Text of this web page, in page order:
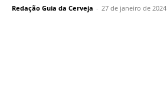
Redação Guia da Cerveja - 27 de janeiro de 2024